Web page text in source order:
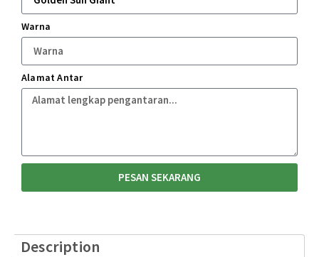
Warna
Alamat Antar
PESAN SEKARANG
Description